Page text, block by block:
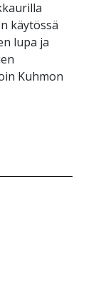
käytössä
lupa ja
Kuhmon